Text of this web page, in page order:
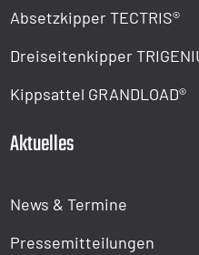
Absetzkipper TECTRIS®
Dreiseitenkipper
Kippsattel GRANDLOAD®
Aktuelles
News & Termine
Pressemitteilungen